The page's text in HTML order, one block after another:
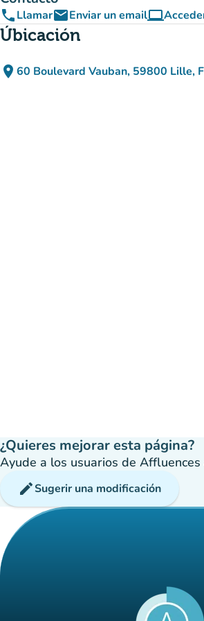
phoneLlamaremailEnviar un emailcomputer
Úbicación
place 60 Boulevard Vauban, 59800 Lille,
(abrir en Google
(nueva pestaña)
¿Quieres mejorar esta página?
Ayude a los usuarios de
editSugerir una modificación